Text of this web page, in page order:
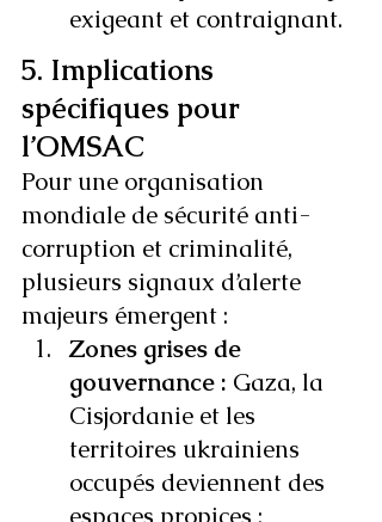
exigeant et contraignant.
5. Implications
spécifiques pour
l’OMSAC
Pour une organisation
mondiale de sécurité anti-
corruption et criminalité,
plusieurs signaux d’alerte
majeurs émergent :
Zones grises de
gouvernance : Gaza, la
Cisjordanie et les
territoires ukrainiens
occupés deviennent des